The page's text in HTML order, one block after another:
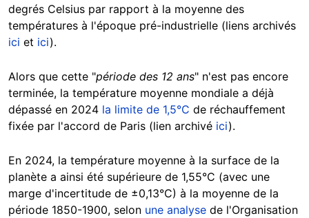
degrés Celsius par rapport à la moyenne des
températures à l'époque pré-industrielle (liens archivés
ici et ici).
Alors que cette "période des 12 ans" n'est pas encore
terminée, la température moyenne mondiale a déjà
dépassé en 2024 la limite de 1,5°C de réchauffement
fixée par l'accord de Paris (lien archivé ici).
En 2024, la température moyenne à la surface de la
planète a ainsi été supérieure de 1,55°C (avec une
marge d'incertitude de ±0,13°C) à la moyenne de la
période 1850-1900, selon une analyse de l'Organisation